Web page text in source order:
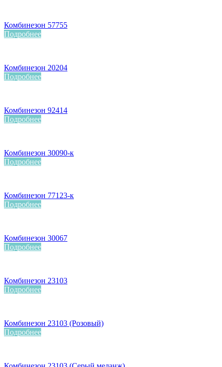
Комбинезон 57755
Подробнее
Комбинезон 20204
Подробнее
Комбинезон 92414
Подробнее
Комбинезон 30090-к
Подробнее
Комбинезон 77123-к
Подробнее
Комбинезон 30067
Подробнее
Комбинезон 23103
Подробнее
Комбинезон 23103 (Розовый)
Подробнее